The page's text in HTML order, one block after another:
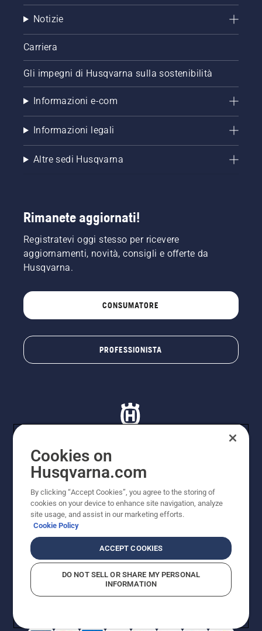
Notizie
Carriera
Gli impegni di Husqvarna sulla sostenibilità
Informazioni e-com
Informazioni legali
Altre sedi Husqvarna
Rimanete aggiornati!
Registratevi oggi stesso per ricevere
aggiornamenti, novità, consigli e offerte da
Husqvarna.
CONSUMATORE
PROFESSIONISTA
© Husqvarna AB (publ). Tutti i diritti riservati. I prezzi
Husqvarna Schweiz AG per i rivenditori specializzati
aderenti all’iniziativa, prezzi in CHF comprensivi di IVA
all’ 8,1% e TRA. Con riserva di modifica. Tutti i prezzi
indicati sono prezzi al dettaglio consigliati (IVA inclusa),
a meno che il prodotto non sia disponibile per l'acquisto
Informativa sui cookieTermini di utilizzo
Informativa sulla privacyRiferimentiCGVF Negozio online
Segnalazione di presunte violazioni
Cookies on
Husqvarna.com
By clicking “Accept Cookies”, you agree to the storing of
cookies on your device to enhance site navigation, analyze
site usage, and assist in our marketing efforts.
Cookie Policy
ACCEPT COOKIES
DO NOT SELL OR SHARE MY PERSONAL
INFORMATION